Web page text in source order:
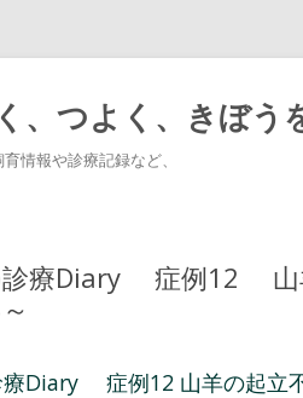
、つよく、きぼう
情報や診療記録など、
診療Diary 症例12 山
療Diary 症例12 山羊の起